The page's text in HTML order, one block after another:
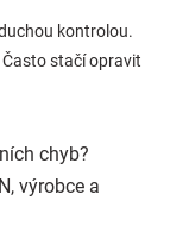
kontrolou.
stačí opravit
chyb?
výrobce a